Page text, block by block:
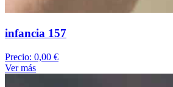
infancia 157
Precio: 0,00 €
Ver más